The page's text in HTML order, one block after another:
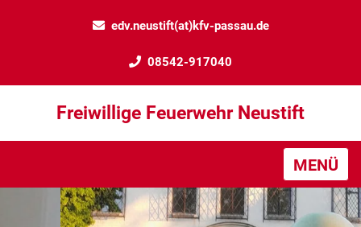
edv.neustift(at)kfv-passau.de
08542-917040
Freiwillige Feuerwehr Neustift
MENÜ